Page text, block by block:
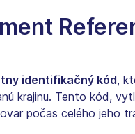
identifikačný kód,
krajinu. Tento kód,
počas celého jeho